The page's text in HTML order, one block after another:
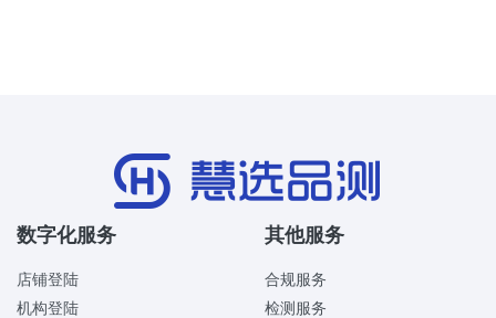
数字化服务
店铺登陆
机构登陆
其他服务
合规服务
检测服务